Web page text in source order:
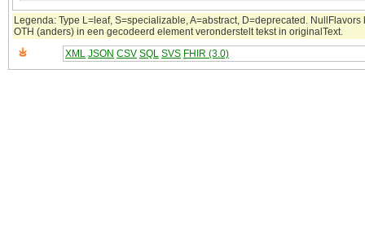
Legenda: Type L=leaf, S=specializable, A=abstract, D=deprecated.
OTH (anders) in een gecodeerd element veronderstelt tekst in originalText.
XML JSON CSV SQL SVS FHIR (3.0)